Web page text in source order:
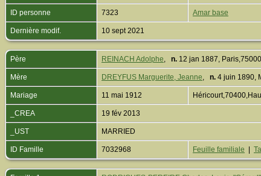
ID personne 7323 Amar base
Dernière modif. 10 sept 2021
Père REINACH Adolphe, n. 12 jan 1887,
Mère DREYFUS Marguerite, Jeanne, n. 4 juin 1890,
Mariage 11 mai 1912
_CREA 19 fév 2013
_UST MARRIED
ID Famille 7032968 Feuille familiale